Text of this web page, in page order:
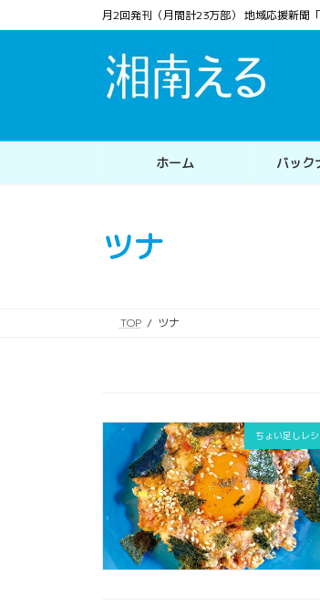
ン
ス
ビ
ン
月2回発刊（月間計23万部） 地域応援新聞
ホーム バック
ツナ
TOP ツナ
ちょい足しレ